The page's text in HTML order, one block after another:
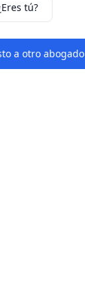
tú?
a otro abogado